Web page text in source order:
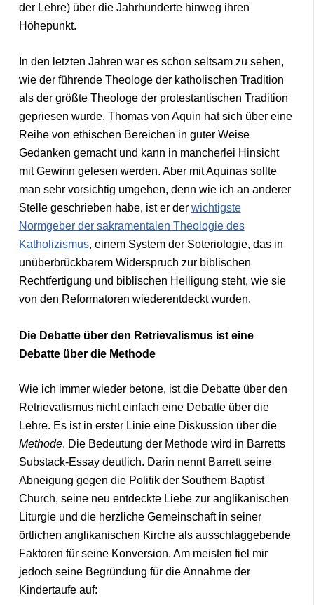
der Lehre) über die Jahrhunderte hinweg ihren
Höhepunkt.
In den letzten Jahren war es schon seltsam zu sehen,
wie der führende Theologe der katholischen Tradition
als der größte Theologe der protestantischen Tradition
gepriesen wurde. Thomas von Aquin hat sich über eine
Reihe von ethischen Bereichen in guter Weise
Gedanken gemacht und kann in mancherlei Hinsicht
mit Gewinn gelesen werden. Aber mit Aquinas sollte
man sehr vorsichtig umgehen, denn wie ich an anderer
Stelle geschrieben habe, ist er der wichtigste
Normgeber der sakramentalen Theologie des
Katholizismus, einem System der Soteriologie, das in
unüberbrückbarem Widerspruch zur biblischen
Rechtfertigung und biblischen Heiligung steht, wie sie
von den Reformatoren wiederentdeckt wurden.
Die Debatte über den Retrievalismus ist eine
Debatte über die Methode
Wie ich immer wieder betone, ist die Debatte über den
Retrievalismus nicht einfach eine Debatte über die
Lehre. Es ist in erster Linie eine Diskussion über die
Methode. Die Bedeutung der Methode wird in Barretts
Substack-Essay deutlich. Darin nennt Barrett seine
Abneigung gegen die Politik der Southern Baptist
Church, seine neu entdeckte Liebe zur anglikanischen
Liturgie und die herzliche Gemeinschaft in seiner
örtlichen anglikanischen Kirche als ausschlaggebende
Faktoren für seine Konversion. Am meisten fiel mir
jedoch seine Begründung für die Annahme der
Kindertaufe auf: